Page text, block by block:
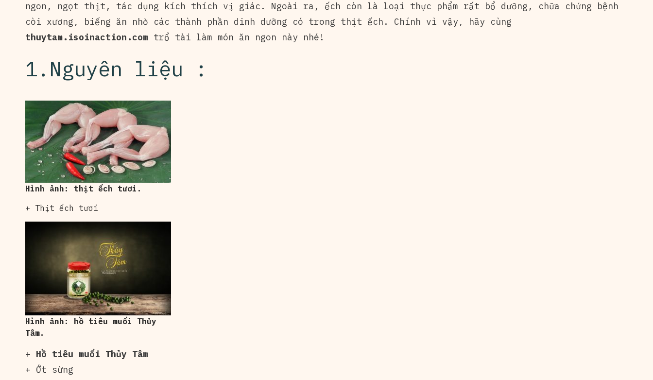
ngon, ngọt thịt, tác dụng kích thích vị giác. Ngoài ra, ếch còn là loại thực phẩm rất bổ dưỡng, chữa chứng bệnh
còi xương, biếng ăn nhờ các thành phần dinh dưỡng có trong thịt ếch. Chính vì vậy, hãy cùng
thuytam.isoinaction.com trổ tài làm món ăn ngon này nhé!
1.Nguyên liệu :
Hình ảnh: thịt ếch tươi.
+ Thịt ếch tươi
Hình ảnh: hồ tiêu muối Thủy
Tâm.
+ Hồ tiêu muối Thủy Tâm
+ Ớt sừng